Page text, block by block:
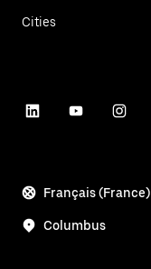
Cities
Français (France)
Columbus